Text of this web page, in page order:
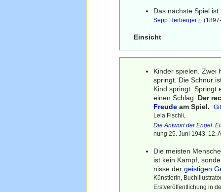
Das nächste Spiel
Sepp Herberger
Einsicht
Kinder spielen. Zwei
springt. Die Schnur
Kind springt. Springt
einen Schlag. Der
Freude am Spiel.
Lela Fischli,
Die Antwort der Engel.
nung 25. Juni 1943, 12.
Die meisten
ist kein Kampf,
nisse dergeistigen
Künstlerin,
Erstveröffentlichung in